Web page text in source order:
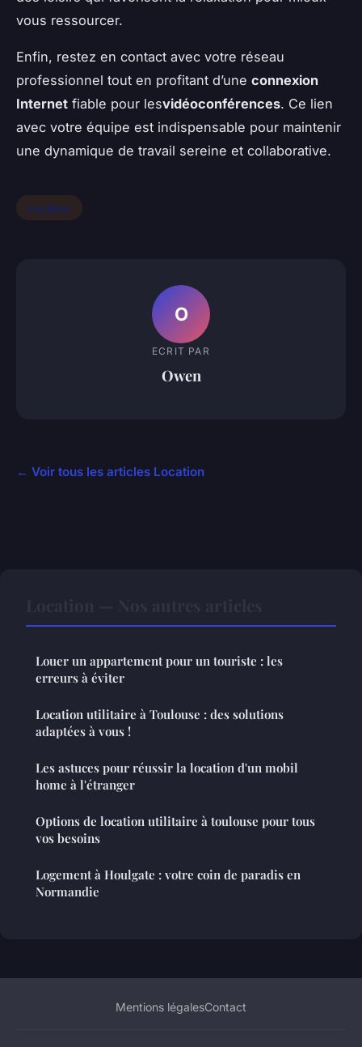
vous ressourcer.
Enfin, restez en contact avec votre réseau
professionnel tout en profitant d’une connexion
Internet fiable pour lesvidéoconférences. Ce lien
avec votre équipe est indispensable pour maintenir
une dynamique de travail sereine et collaborative.
Location
O
ECRIT PAR
Owen
← Voir tous les articles Location
Louer un appartement pour un touriste : les
erreurs à éviter
Location utilitaire à Toulouse : des solutions
adaptées à vous !
Les astuces pour réussir la location d'un mobil
home à l'étranger
Options de location utilitaire à toulouse pour tous
vos besoins
Logement à Houlgate : votre coin de paradis en
Normandie
Mentions légalesContact